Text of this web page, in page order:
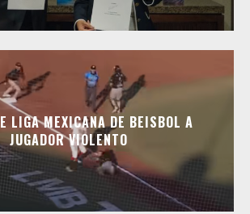
LIGA MEXICANA DE BEISBOL A
JUGADOR VIOLENTO